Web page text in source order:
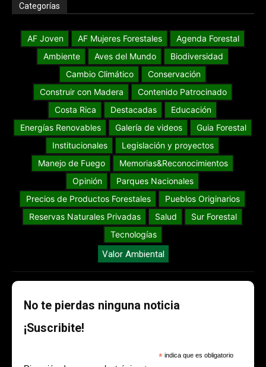
Categorías
AF Joven AF Mujeres Forestales
Agenda Forestal
Ambiente
Aves del Mundo
Biodiversidad
Cambio Climático
Conservación
Construir con Madera
Contenido Patrocinado
Costa Rica
Destacadas
Educación
Energías Renovables
Galería de videos
Guia Forestal
Institucionales
Legislación y proyectos
Manejo de Fuego
Memorias&Reconocimientos
Opinión
Parques Nacionales
Precios de Productos Forestales
Pueblos Originarios
Reservas Naturales Privadas
Salud
Sur Forestal
Tecnologías
Valor Ambiental
No te pierdas ninguna noticia
¡Suscribite!
* indica que es obligatorio